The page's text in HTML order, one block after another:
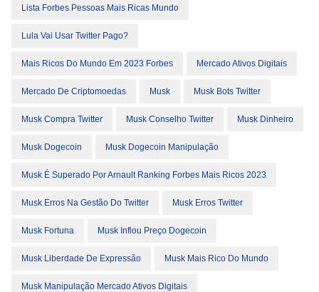
Lista Forbes Pessoas Mais Ricas Mundo
Lula Vai Usar Twitter Pago?
Mais Ricos Do Mundo Em 2023 Forbes Mercado Ativos Digitais
Mercado De Criptomoedas Musk Musk Bots Twitter
Musk Compra Twitter Musk Conselho Twitter Musk Dinheiro
Musk Dogecoin Musk Dogecoin Manipulação
Musk É Superado Por Arnault Ranking Forbes Mais Ricos 2023
Musk Erros Na Gestão Do Twitter Musk Erros Twitter
Musk Fortuna Musk Inflou Preço Dogecoin
Musk Liberdade De Expressão Musk Mais Rico Do Mundo
Musk Manipulação Mercado Ativos Digitais